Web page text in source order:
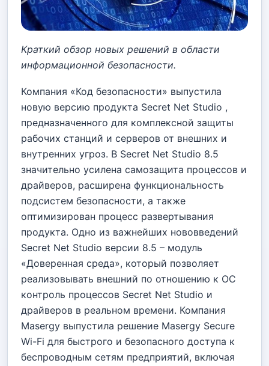
Краткий обзор новых решений в области
информационной безопасности.
Компания «Код безопасности» выпустила
новую версию продукта Secret Net Studio ,
предназначенного для комплексной защиты
рабочих станций и серверов от внешних и
внутренних угроз. В Secret Net Studio 8.5
значительно усилена самозащита процессов и
драйверов, расширена функциональность
подсистем безопасности, а также
оптимизирован процесс развертывания
продукта. Одно из важнейших нововведений
Secret Net Studio версии 8.5 – модуль
«Доверенная среда», который позволяет
реализовывать внешний по отношению к ОС
контроль процессов Secret Net Studio и
драйверов в реальном времени. Компания
Masergy выпустила решение Masergy Secure
Wi-Fi для быстрого и безопасного доступа к
беспроводным сетям предприятий, включая